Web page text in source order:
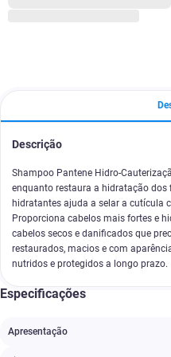
Descrição
Shampoo Pantene Hidro-
enquanto restaura a hidratação
hidratantes ajuda a selar a cutícula
Proporciona cabelos mais fortes e
cabelos secos e danificados que
restaurados, macios e com
nutridos e protegidos a longo prazo.
Especificações
Apresentação